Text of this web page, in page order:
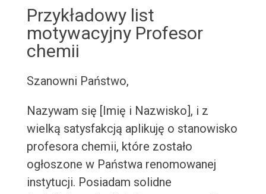
Przykładowy list
motywacyjny Profesor
chemii
Szanowni Państwo,
Nazywam się [Imię i Nazwisko], i z
wielką satysfakcją aplikuję o stanowisko
profesora chemii, które zostało
ogłoszone w Państwa renomowanej
instytucji. Posiadam solidne